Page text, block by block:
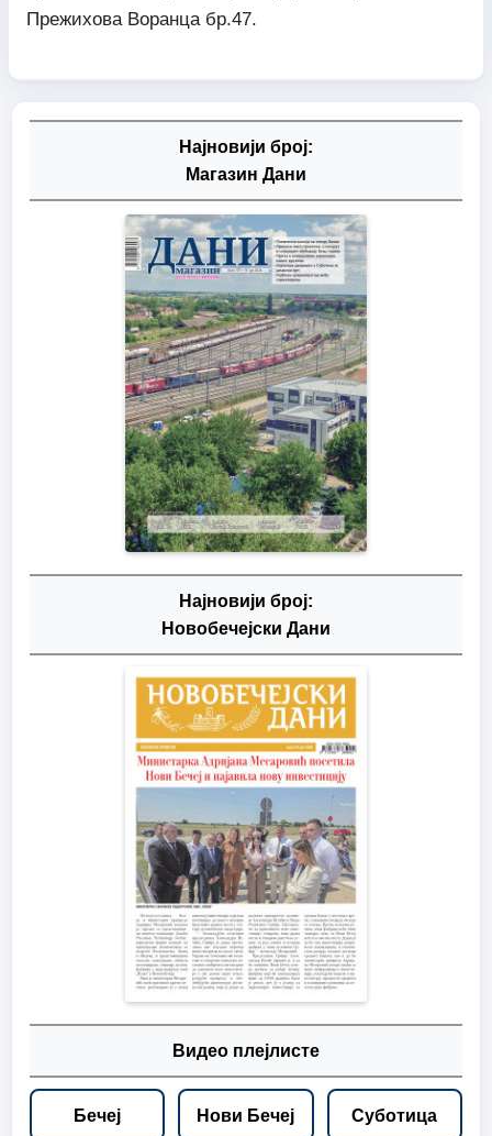
Прежихова Воранца бр.47.
Најновији број:
Магазин Дани
Најновији број:
Новобечејски Дани
Видео плејлисте
Бечеј Нови Бечеј Суботица